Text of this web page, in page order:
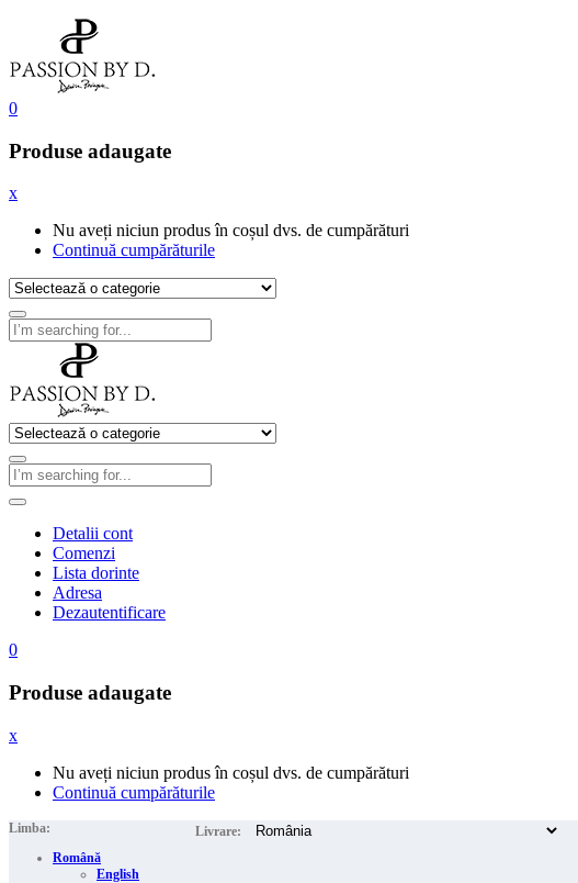
0
Produse adaugate
x
Nu aveți niciun produs în coșul dvs. de cumpărături
Continuă cumpărăturile
Detalii cont
Comenzi
Lista dorinte
Adresa
Dezautentificare
0
Produse adaugate
x
Nu aveți niciun produs în coșul dvs. de cumpărături
Continuă cumpărăturile
Limba:
Română
English
Livrare: